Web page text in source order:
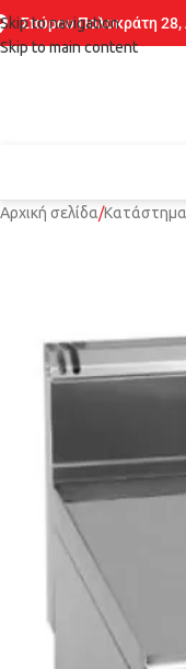
Skip to navigation
Skip to main content
Σπύρου Πολυκράτη 28,
Αρχική σελίδα Κατάστημα